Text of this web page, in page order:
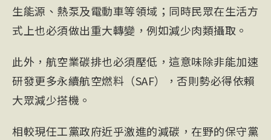
生能源、熱泵及電動車等領域；同時民眾在生活方
式上也必須做出重大轉變，例如減少肉類攝取。
此外，航空業碳排也必須壓低，這意味除非能加速
研發更多永續航空燃料 （SAF），否則勢必得依賴
大眾減少搭機。
相較現任工黨政府近乎激進的減碳，在野的保守黨